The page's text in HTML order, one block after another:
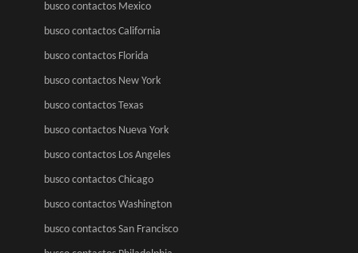
busco contactos Mexico
busco contactos California
busco contactos Florida
busco contactos New York
busco contactos Texas
busco contactos Nueva York
busco contactos Los Angeles
busco contactos Chicago
busco contactos Washington
busco contactos San Francisco